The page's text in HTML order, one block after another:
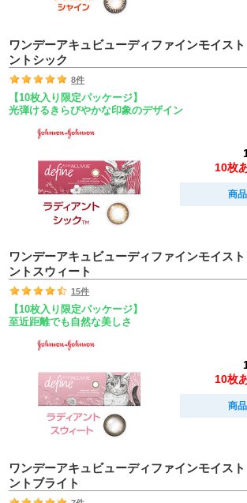
ワンデーアキュビューディファインモイス
ントシック
8件
【10枚入り限定パッケージ】
光弾けるきらびやかな印象のデザイン
10枚
商
ワンデーアキュビューディファインモイス
ントスウィート
15件
【10枚入り限定パッケージ】
至近距離でも自然な美しさ
10枚
商
ワンデーアキュビューディファインモイス
ントブライト